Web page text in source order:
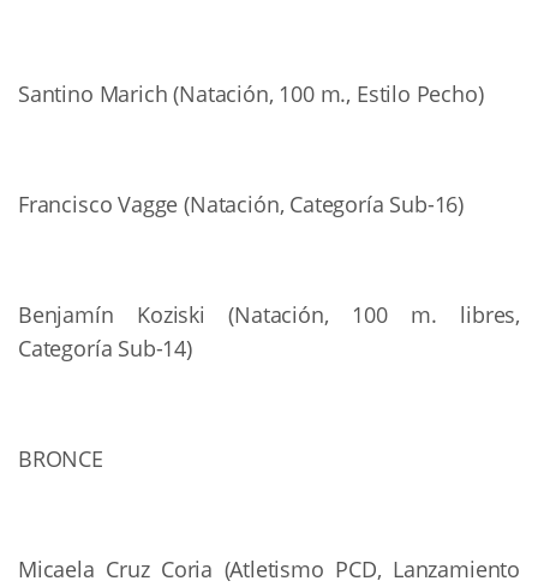
Santino Marich (Natación, 100 m., Estilo Pecho)
Francisco Vagge (Natación, Categoría Sub-16)
Benjamín Koziski (Natación, 100 m. libres,
Categoría Sub-14)
BRONCE
Micaela Cruz Coria (Atletismo PCD, Lanzamiento